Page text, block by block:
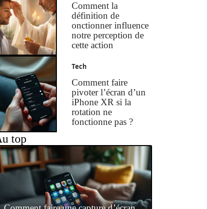
Comment la
définition de
onctionner influence
notre perception de
cette action
Tech
Comment faire
pivoter l’écran d’un
iPhone XR si la
rotation ne
fonctionne pas ?
top